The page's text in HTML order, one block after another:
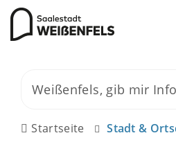
Startseite Stadt &